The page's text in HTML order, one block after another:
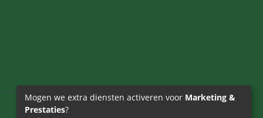
Mogen we extra diensten activeren voor Marketing &
Prestaties?